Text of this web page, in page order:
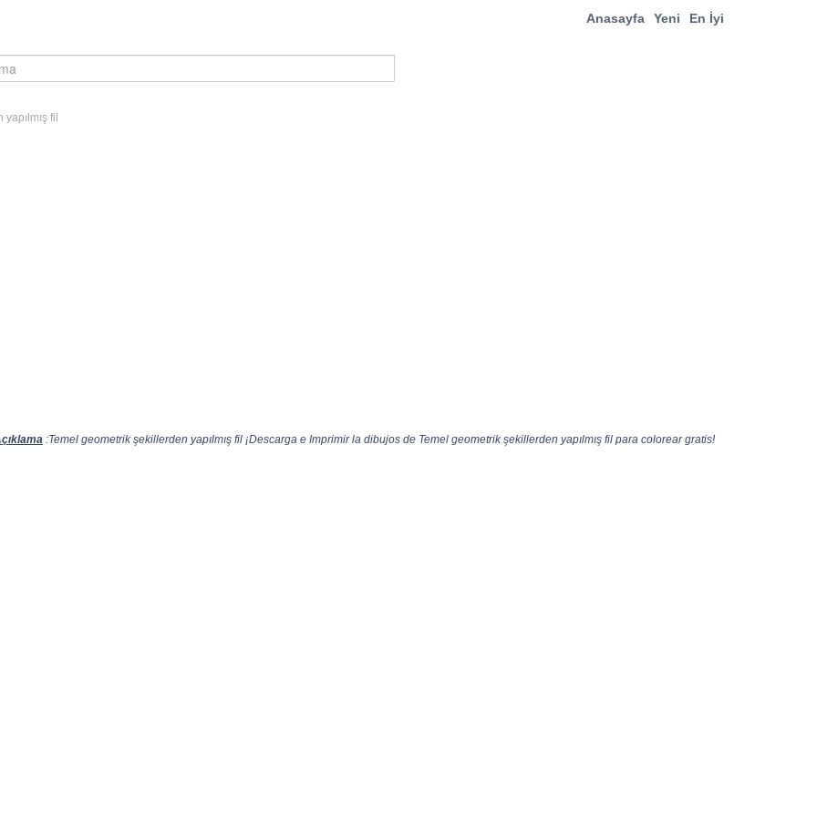
Anasayfa Yeni En İyi
fil
:Temel geometrik şekillerden yapılmış fil ¡Descarga e Imprimir la dibujos de Temel geometrik şekillerden yapılmış fil para colorear gratis!